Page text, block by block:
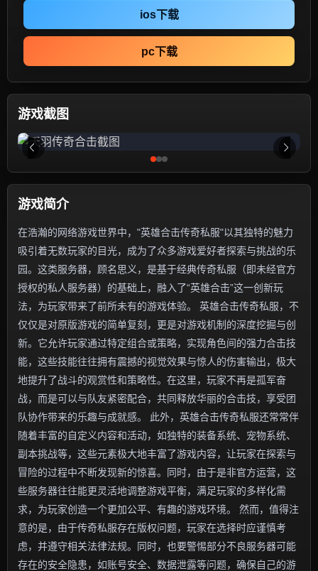
ios下载
pc下载
游戏截图
游戏简介
在浩瀚的网络游戏世界中，"英雄合击传奇私服"以其独特的魅力
吸引着无数玩家的目光，成为了众多游戏爱好者探索与挑战的乐
园。这类服务器，顾名思义，是基于经典传奇私服（即未经官方
授权的私人服务器）的基础上，融入了“英雄合击”这一创新玩
法，为玩家带来了前所未有的游戏体验。 英雄合击传奇私服，不
仅仅是对原版游戏的简单复刻，更是对游戏机制的深度挖掘与创
新。它允许玩家通过特定组合或策略，实现角色间的强力合击技
能，这些技能往往拥有震撼的视觉效果与惊人的伤害输出，极大
地提升了战斗的观赏性和策略性。在这里，玩家不再是孤军奋
战，而是可以与队友紧密配合，共同释放华丽的合击技，享受团
队协作带来的乐趣与成就感。 此外，英雄合击传奇私服还常常伴
随着丰富的自定义内容和活动，如独特的装备系统、宠物系统、
副本挑战等，这些元素极大地丰富了游戏内容，让玩家在探索与
冒险的过程中不断发现新的惊喜。同时，由于是非官方运营，这
些服务器往往能更灵活地调整游戏平衡，满足玩家的多样化需
求，为玩家创造一个更加公平、有趣的游戏环境。 然而，值得注
意的是，由于传奇私服存在版权问题，玩家在选择时应谨慎考
虑，并遵守相关法律法规。同时，也要警惕部分不良服务器可能
存在的安全隐患，如账号安全、数据泄露等问题，确保自己的游